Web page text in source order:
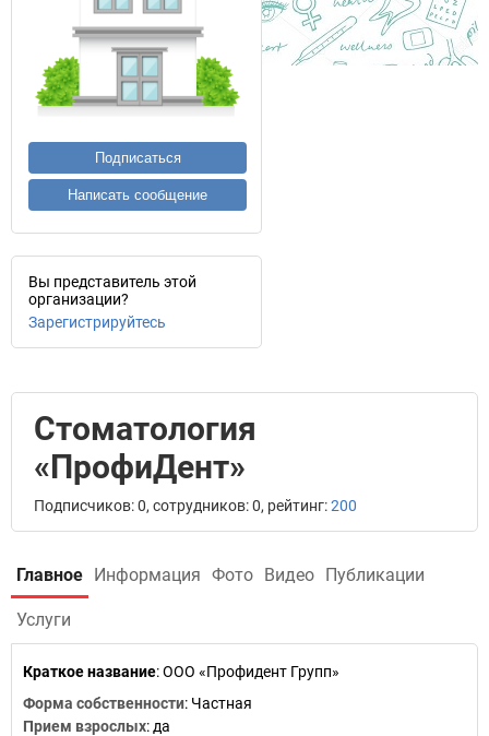
Подписаться
Написать сообщение
Вы представитель этой
организации?
Зарегистрируйтесь
Стоматология
«ПрофиДент»
Подписчиков: 0, сотрудников: 0, рейтинг:200
Главное Информация Фото Видео Публикации
Услуги
Краткое название:ООО «Профидент Групп»
Форма собственности: Частная
Прием взрослых: да